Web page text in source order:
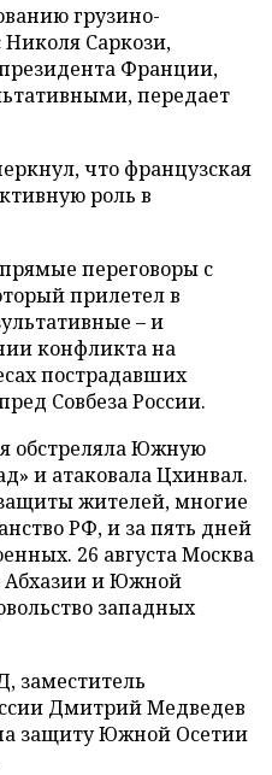
грузино-
Николя Саркози,
Франции,
передает
что французская
роль в
переговоры с
прилетел в
– и
конфликта на
пострадавших
Совбеза России.
обстреляла Южную
и атаковала Цхинвал.
жителей, многие
РФ, и за пять дней
26 августа Москва
Абхазии и Южной
западных
заместитель
Дмитрий Медведев
защиту Южной Осетии